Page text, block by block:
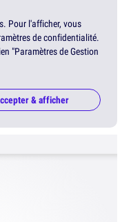
Pour l'afficher, vous
de confidentialité.
"Paramètres de Gestion
& afficher